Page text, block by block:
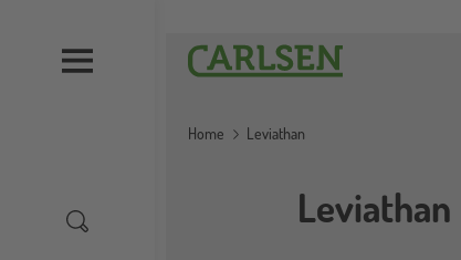
Carlsen
Home Leviathan
Leviathan